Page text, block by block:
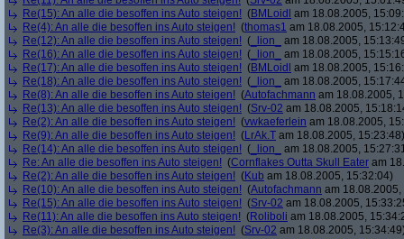
Re(15): An alle die besoffen ins Auto steigen! (BMLoidl am 18.08.2005,
Re(4): An alle die besoffen ins Auto steigen! (thomas1 am 18.08.2005,
Re(12): An alle die besoffen ins Auto steigen! ( _lion_
am 18.08.2005,
Re(16): An alle die besoffen ins Auto steigen! ( _lion_
am 18.08.2005,
Re(17): An alle die besoffen ins Auto steigen! (BMLoidl am 18.08.2005,
Re(18): An alle die besoffen ins Auto steigen! ( _lion_
am 18.08.2005,
Re(8): An alle die besoffen ins Auto steigen! (Autofachmann am 18.08.2005,
Re(13): An alle die besoffen ins Auto steigen! (Srv-02 am 18.08.2005,
Re(2): An alle die besoffen ins Auto steigen! (vwkaeferlein am 18.08.2005,
Re(9): An alle die besoffen ins Auto steigen! (LrAk.T am 18.08.2005, 15:23:48)
Re(14): An alle die besoffen ins Auto steigen! ( _lion_
am 18.08.2005,
Re: An alle die besoffen ins Auto steigen! (Cornflakes Outta Skull Eater am
Re(2): An alle die besoffen ins Auto steigen! (Kub am 18.08.2005, 15:32:04)
Re(10): An alle die besoffen ins Auto steigen! (Autofachmann am
Re(15): An alle die besoffen ins Auto steigen! (Srv-02 am 18.08.2005,
Re(11): An alle die besoffen ins Auto steigen! (Roliboli am 18.08.2005,
Re(3): An alle die besoffen ins Auto steigen! (Srv-02 am 18.08.2005,